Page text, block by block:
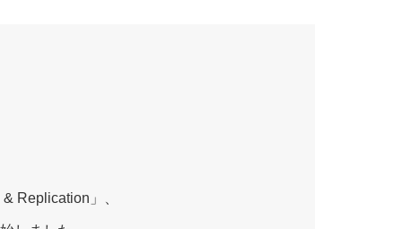
Replication」、